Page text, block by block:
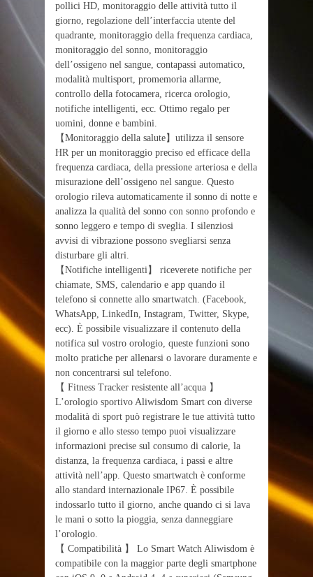
pollici HD, monitoraggio delle attività tutto il
giorno, regolazione dell’interfaccia utente del
quadrante, monitoraggio della frequenza cardiaca,
monitoraggio del sonno, monitoraggio
dell’ossigeno nel sangue, contapassi automatico,
modalità multisport, promemoria allarme,
controllo della fotocamera, ricerca orologio,
notifiche intelligenti, ecc. Ottimo regalo per
uomini, donne e bambini.
【Monitoraggio della salute】utilizza il sensore
HR per un monitoraggio preciso ed efficace della
frequenza cardiaca, della pressione arteriosa e della
misurazione dell’ossigeno nel sangue. Questo
orologio rileva automaticamente il sonno di notte e
analizza la qualità del sonno con sonno profondo e
sonno leggero e tempo di sveglia. I silenziosi
avvisi di vibrazione possono svegliarsi senza
disturbare gli altri.
【Notifiche intelligenti】 riceverete notifiche per
chiamate, SMS, calendario e app quando il
telefono si connette allo smartwatch. (Facebook,
WhatsApp, LinkedIn, Instagram, Twitter, Skype,
ecc). È possibile visualizzare il contenuto della
notifica sul vostro orologio, queste funzioni sono
molto pratiche per allenarsi o lavorare duramente e
non concentrarsi sul telefono.
【 Fitness Tracker resistente all’acqua 】
L’orologio sportivo Aliwisdom Smart con diverse
modalità di sport può registrare le tue attività tutto
il giorno e allo stesso tempo puoi visualizzare
informazioni precise sul consumo di calorie, la
distanza, la frequenza cardiaca, i passi e altre
attività nell’app. Questo smartwatch è conforme
allo standard internazionale IP67. È possibile
indossarlo tutto il giorno, anche quando ci si lava
le mani o sotto la pioggia, senza danneggiare
l’orologio.
【 Compatibilità 】 Lo Smart Watch Aliwisdom è
compatibile con la maggior parte degli smartphone